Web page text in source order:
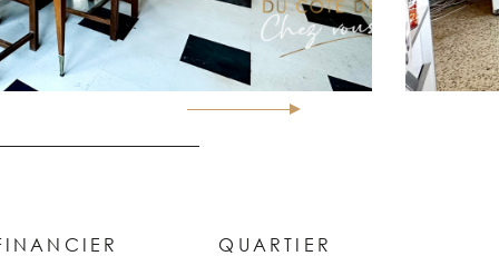
QUARTIER